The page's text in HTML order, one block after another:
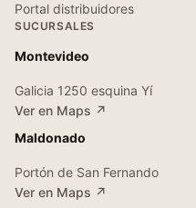
Portal distribuidores
SUCURSALES
Montevideo
Galicia 1250 esquina Yí
Ver en Maps ↗
Maldonado
Portón de San Fernando
Ver en Maps ↗